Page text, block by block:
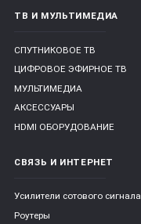
ТВ И МУЛЬТИМЕДИА
СПУТНИКОВОЕ ТВ
ЦИФРОВОЕ ЭФИРНОЕ ТВ
МУЛЬТИМЕДИА
АКСЕССУАРЫ
HDMI ОБОРУДОВАНИЕ
СВЯЗЬ И ИНТЕРНЕТ
Усилители сотового сигнала
Роутеры